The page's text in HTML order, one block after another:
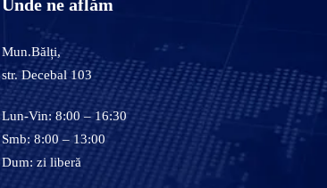
Unde ne aflăm
Mun.Bălți,
str. Decebal 103
Lun-Vin: 8:00 – 16:30
Smb: 8:00 – 13:00
Dum: zi liberă